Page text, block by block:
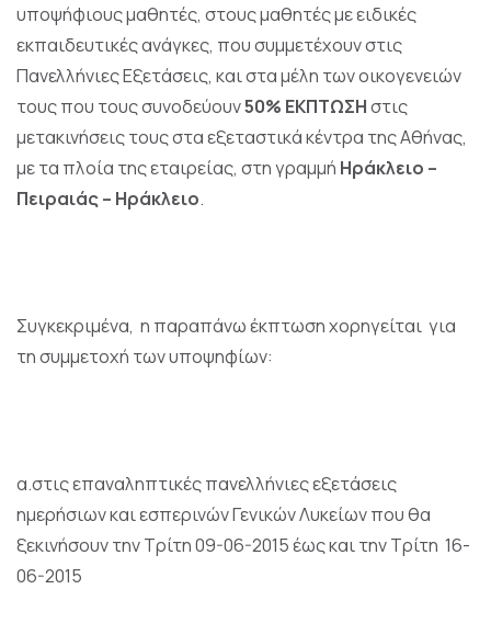
υποψήφιους μαθητές, στους μαθητές με ειδικές
εκπαιδευτικές ανάγκες, που συμμετέχουν στις
Πανελλήνιες Εξετάσεις, και στα μέλη των οικογενειών
τους που τους συνοδεύουν50% ΕΚΠΤΩΣΗστις
μετακινήσεις τους στα εξεταστικά κέντρα της Αθήνας,
με τα πλοία της εταιρείας, στη γραμμή Ηράκλειο –
Πειραιάς – Ηράκλειο.
Συγκεκριμένα, η παραπάνω έκπτωση χορηγείται για
τη συμμετοχή των υποψηφίων:
α.στις επαναληπτικές πανελλήνιες εξετάσεις
ημερήσιων και εσπερινών Γενικών Λυκείων που θα
ξεκινήσουν την Τρίτη 09-06-2015 έως και την Τρίτη 16-
06-2015